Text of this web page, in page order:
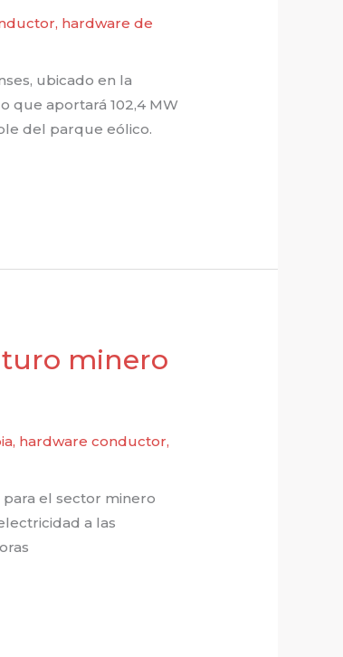
, hardware de
ubicado en la
que aportará 102,4 MW
del parque eólico.
minero
, hardware conductor,
el sector minero
a las